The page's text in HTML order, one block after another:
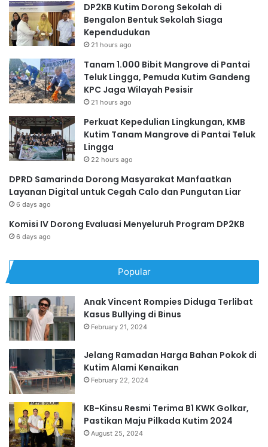
DP2KB Kutim Dorong Sekolah di
Bengalon Bentuk Sekolah Siaga
Kependudukan
21 hours ago
Tanam 1.000 Bibit Mangrove di Pantai
Teluk Lingga, Pemuda Kutim Gandeng
KPC Jaga Wilayah Pesisir
21 hours ago
Perkuat Kepedulian Lingkungan, KMB
Kutim Tanam Mangrove di Pantai Teluk
Lingga
22 hours ago
DPRD Samarinda Dorong Masyarakat Manfaatkan
Layanan Digital untuk Cegah Calo dan Pungutan Liar
6 days ago
Komisi IV Dorong Evaluasi Menyeluruh Program DP2KB
6 days ago
Popular
Anak Vincent Rompies Diduga Terlibat
Kasus Bullying di Binus
February 21, 2024
Jelang Ramadan Harga Bahan Pokok di
Kutim Alami Kenaikan
February 22, 2024
KB-Kinsu Resmi Terima B1 KWK Golkar,
Pastikan Maju Pilkada Kutim 2024
August 25, 2024